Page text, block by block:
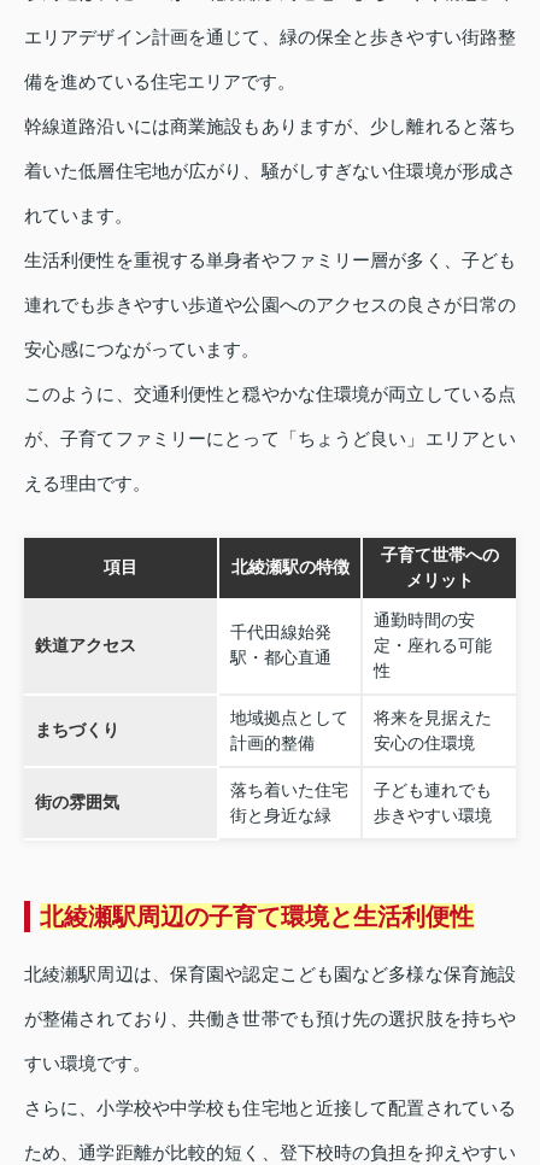
エリアデザイン計画を通じて、緑の保全と歩きやすい街路整
備を進めている住宅エリアです。
幹線道路沿いには商業施設もありますが、少し離れると落ち
着いた低層住宅地が広がり、騒がしすぎない住環境が形成さ
れています。
生活利便性を重視する単身者やファミリー層が多く、子ども
連れでも歩きやすい歩道や公園へのアクセスの良さが日常の
安心感につながっています。
このように、交通利便性と穏やかな住環境が両立している点
が、子育てファミリーにとって「ちょうど良い」エリアとい
える理由です。
項目 北綾瀬駅の特徴
子育て世帯への
メリット
鉄道アクセス
千代田線始発
駅・都心直通
通勤時間の安
定・座れる可能
性
まちづくり
地域拠点として
計画的整備
将来を見据えた
安心の住環境
街の雰囲気
落ち着いた住宅
街と身近な緑
子ども連れでも
歩きやすい環境
北綾瀬駅周辺の子育て環境と生活利便性
北綾瀬駅周辺は、保育園や認定こども園など多様な保育施設
が整備されており、共働き世帯でも預け先の選択肢を持ちや
すい環境です。
さらに、小学校や中学校も住宅地と近接して配置されている
ため、通学距離が比較的短く、登下校時の負担を抑えやすい